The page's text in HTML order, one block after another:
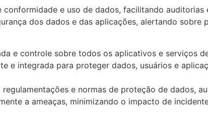
e uso de dados, facilitando auditorias
dos dados e das aplicações, alertando sobre
e controle sobre todos os aplicativos e serviços
e integrada para proteger dados, usuários e
e normas de proteção de dados,
a ameaças, minimizando o impacto de